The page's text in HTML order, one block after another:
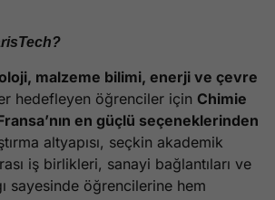
malzeme bilimi, enerji ve çevre
hedefleyen öğrenciler için Chimie
en güçlü seçeneklerinden
altyapısı, seçkin akademik
iş birlikleri, sanayi bağlantıları ve
sayesinde öğrencilerine hem